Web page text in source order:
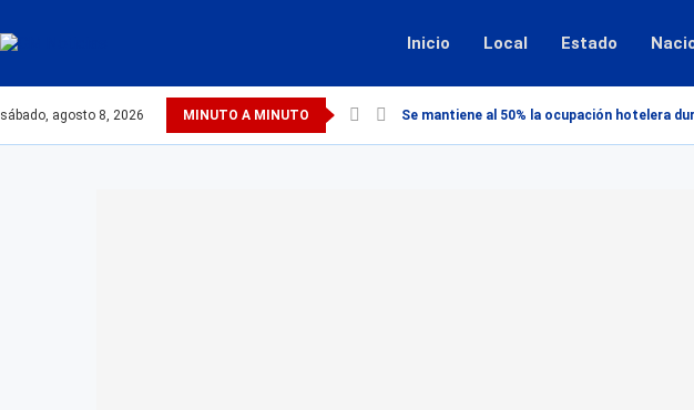
Inicio Local Estado
sábado, agosto 8, 2026 MINUTO A MINUTO Se mantiene al 50% la ocupación hotelera